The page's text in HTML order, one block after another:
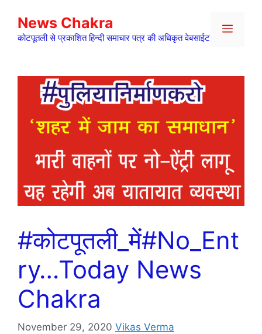
content
News Chakra
कोटपूतली से प्रकाशित हिन्दी समाचार पत्र की अधिकृत वेबसाईट
Menu
#कोटपूतली_में#No_Ent
ry…Today News
Chakra
November 29, 2020 Vikas Verma